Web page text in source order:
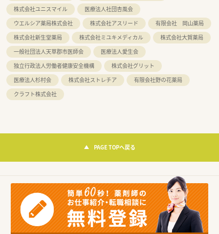
株式会社ユニスマイル
医療法人社団杏風会
ウエルシア薬局株式会社
株式会社アスリード
有限会社 岡山薬局
株式会社新生堂薬局
株式会社ミユキメディカル
株式会社大賀薬局
一般社団法人天草郡市医師会
医療法人愛生会
独立行政法人労働者健康安全機構
株式会社グリット
医療法人杉村会
株式会社ストレチア
有限会社野の花薬局
クラフト株式会社
PAGE TOPへ戻る